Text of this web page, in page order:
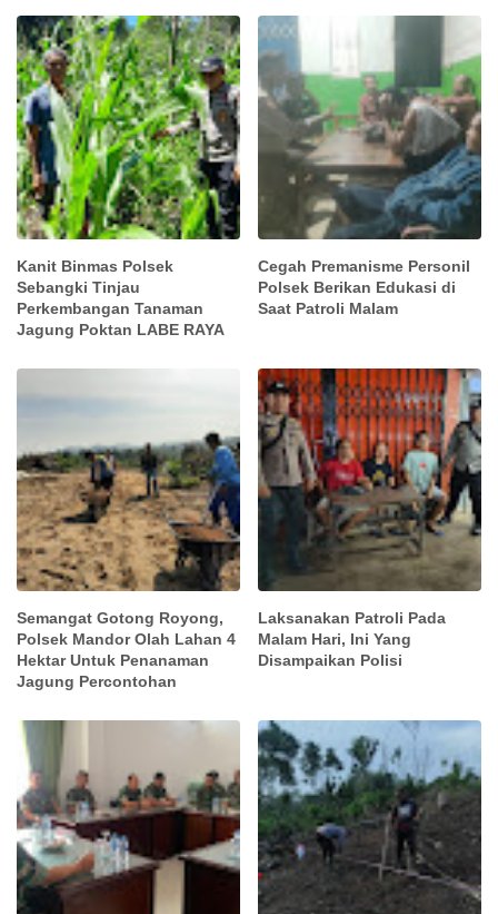
Kanit Binmas Polsek
Sebangki Tinjau
Perkembangan Tanaman
Jagung Poktan LABE RAYA
Cegah Premanisme Personil
Polsek Berikan Edukasi di
Saat Patroli Malam
Semangat Gotong Royong,
Polsek Mandor Olah Lahan 4
Hektar Untuk Penanaman
Jagung Percontohan
Laksanakan Patroli Pada
Malam Hari, Ini Yang
Disampaikan Polisi